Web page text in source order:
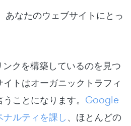
あなたのウェブサイトにとっ
クを構築しているのを見つ
トはオーガニックトラフィ
ことになります。 Google
ルティを課し、ほとんどの